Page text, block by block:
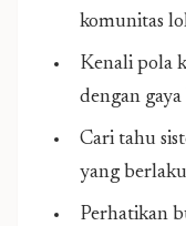
komunitas
Kenali pola
dengan
Cari tahu
yang berlaku
Perhatikan